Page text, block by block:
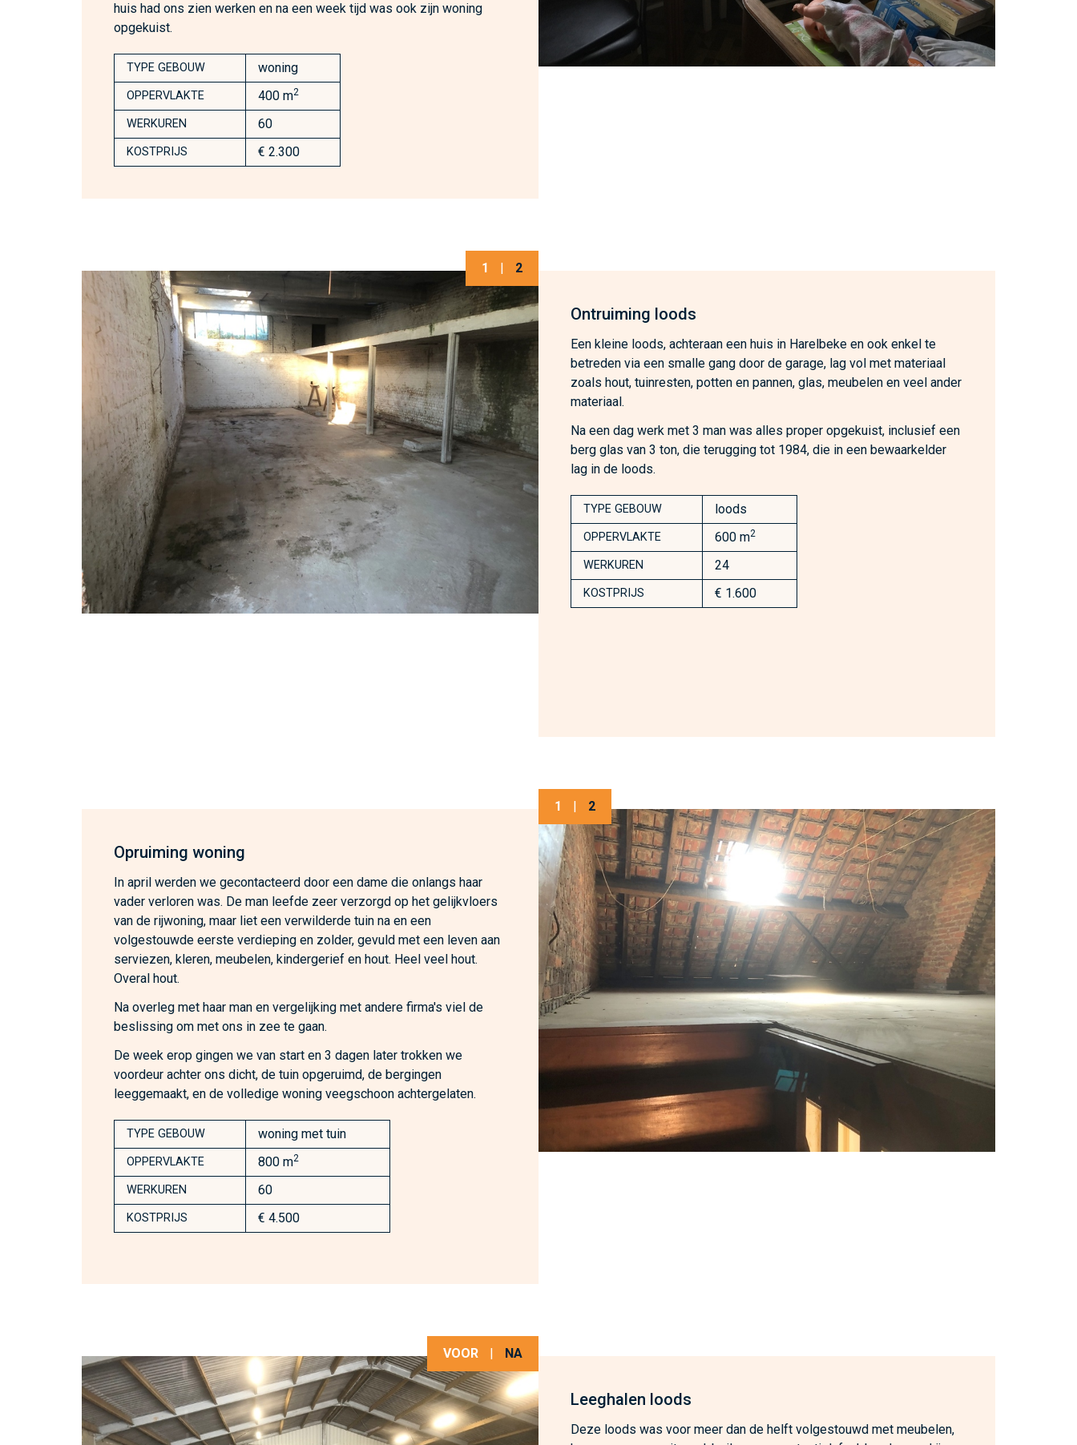
huis had ons zien werken en na een week tijd was ook zijn woning
opgekuist.
TYPE GEBOUW woning
OPPERVLAKTE 400 m2
WERKUREN 60
KOSTPRIJS € 2.300
1 | 2
Ontruiming loods
Een kleine loods, achteraan een huis in Harelbeke en ook enkel te
betreden via een smalle gang door de garage, lag vol met materiaal
zoals hout, tuinresten, potten en pannen, glas, meubelen en veel ander
materiaal.
Na een dag werk met 3 man was alles proper opgekuist, inclusief een
berg glas van 3 ton, die terugging tot 1984, die in een bewaarkelder
lag in de loods.
TYPE GEBOUW loods
OPPERVLAKTE 600 m2
WERKUREN 24
KOSTPRIJS € 1.600
Opruiming woning
In april werden we gecontacteerd door een dame die onlangs haar
vader verloren was. De man leefde zeer verzorgd op het gelijkvloers
van de rijwoning, maar liet een verwilderde tuin na en een
volgestouwde eerste verdieping en zolder, gevuld met een leven aan
serviezen, kleren, meubelen, kindergerief en hout. Heel veel hout.
Overal hout.
Na overleg met haar man en vergelijking met andere firma's viel de
beslissing om met ons in zee te gaan.
De week erop gingen we van start en 3 dagen later trokken we
voordeur achter ons dicht, de tuin opgeruimd, de bergingen
leeggemaakt, en de volledige woning veegschoon achtergelaten.
TYPE GEBOUW woning met tuin
OPPERVLAKTE 800 m2
WERKUREN 60
KOSTPRIJS € 4.500
1 | 2
VOOR | NA
Leeghalen loods
Deze loods was voor meer dan de helft volgestouwd met meubelen,